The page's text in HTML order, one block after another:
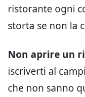
ristorante ogni
storta se non la
Non aprire un
iscriverti al
che non sanno